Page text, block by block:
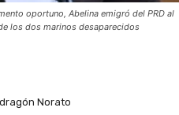
oportuno, Abelina emigró del PRD al
los dos marinos desaparecidos
Norato